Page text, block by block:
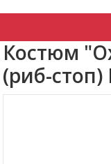
Костюм
(риб-стоп)